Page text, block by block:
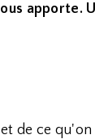
apporte.
de ce